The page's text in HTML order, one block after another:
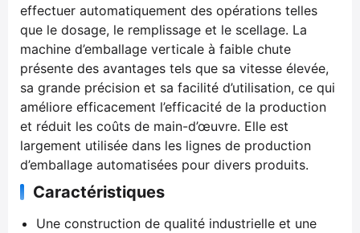
effectuer automatiquement des opérations telles
que le dosage, le remplissage et le scellage. La
machine d’emballage verticale à faible chute
présente des avantages tels que sa vitesse élevée,
sa grande précision et sa facilité d’utilisation, ce qui
améliore efficacement l’efficacité de la production
et réduit les coûts de main-d’œuvre. Elle est
largement utilisée dans les lignes de production
d’emballage automatisées pour divers produits.
Caractéristiques
Une construction de qualité industrielle et une